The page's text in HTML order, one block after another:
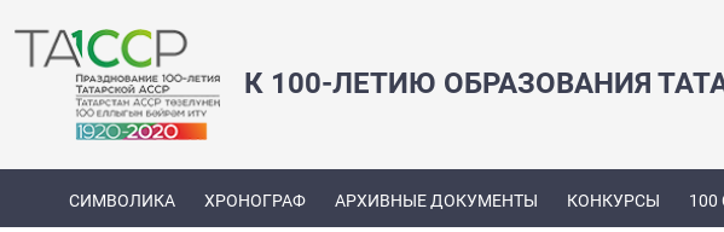
К 100-ЛЕТИЮ ОБРАЗОВАНИЯ
СИМВОЛИКА ХРОНОГРАФ АРХИВНЫЕ ДОКУМЕНТЫ КОНКУРСЫ